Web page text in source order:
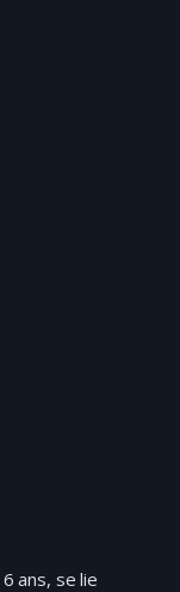
ans, se lie